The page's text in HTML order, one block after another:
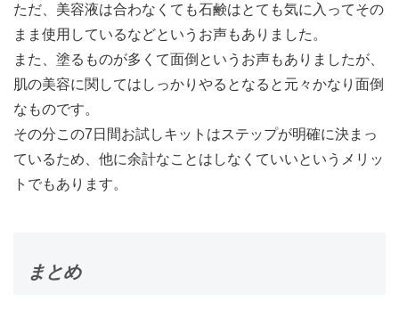
ただ、美容液は合わなくても石鹸はとても気に入ってその
まま使用しているなどというお声もありました。
また、塗るものが多くて面倒というお声もありましたが、
肌の美容に関してはしっかりやるとなると元々かなり面倒
なものです。
その分この7日間お試しキットはステップが明確に決まっ
ているため、他に余計なことはしなくていいというメリッ
トでもあります。
まとめ